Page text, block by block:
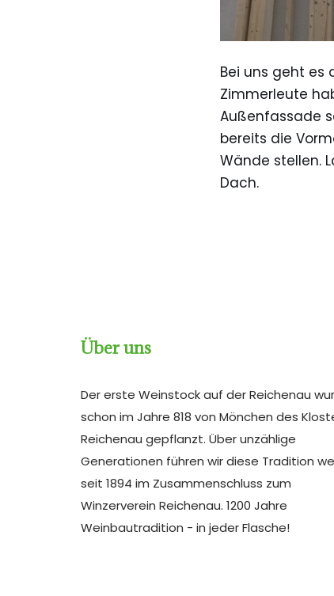
Bei uns geht es
Zimmerleute
Außenfassade
bereits die
Wände stellen.
Dach.
Über uns
Der erste Weinstock auf der Reichenau
schon im Jahre 818 von Mönchen des
Reichenau gepflanzt. Über unzählige
Generationen führen wir diese Tradition
seit 1894 im Zusammenschluss zum
Winzerverein Reichenau. 1200 Jahre
Weinbautradition - in jeder Flasche!